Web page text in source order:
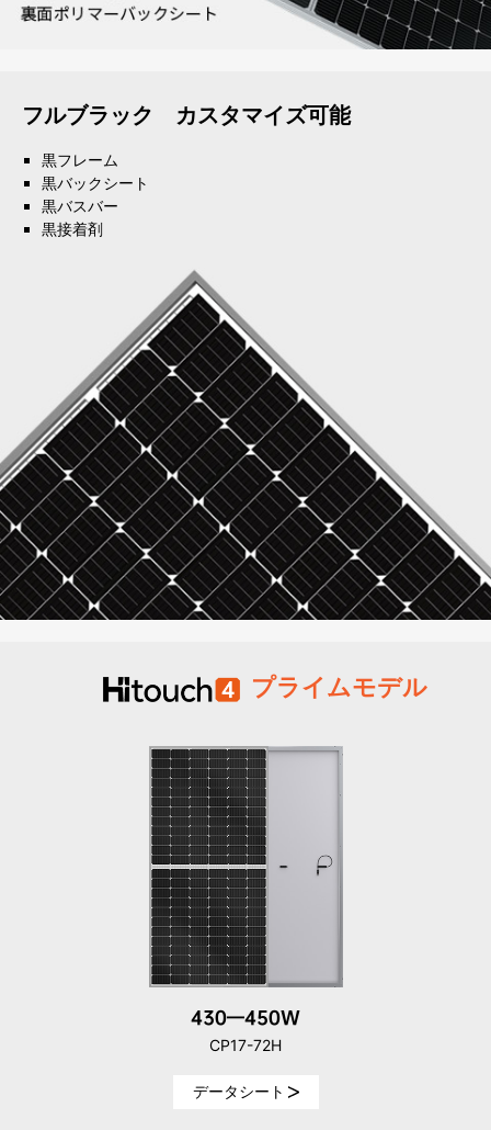
フルブラック カスタマイズ可能
黒フレーム
黒バックシート
黒バスバー
黒接着剤
フルブラック カスタマイズ可能
黒フレーム
黒バックシート
黒バスバー
黒接着剤
プライムモデル
430—450W
CP17-72H
データシート